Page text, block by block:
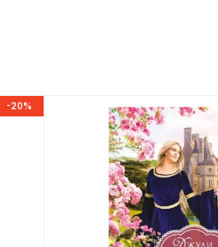
-20%